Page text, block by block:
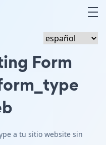
Form
a tu sitio website sin